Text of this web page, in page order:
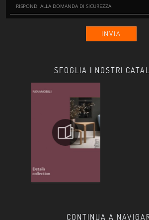
SFOGLIA I NOSTRI
CONTINUA A
INVIA